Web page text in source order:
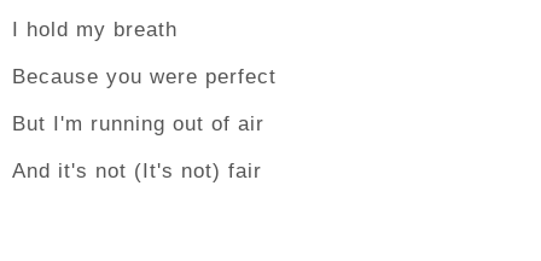
I hold my breath
Because you were perfect
But I'm running out of air
And it's not (It's not) fair